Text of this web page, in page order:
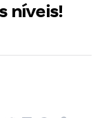
níveis!